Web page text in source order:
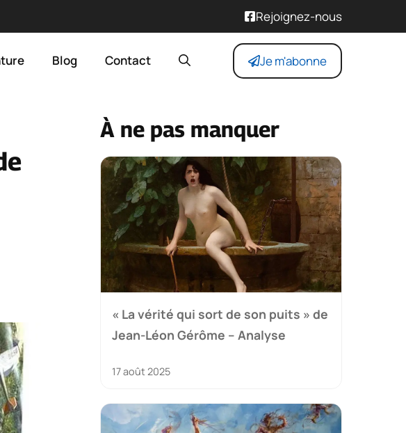
Rejoignez-nous
Blog Contact Je m'abonne
À ne pas manquer
« La vérité qui sort de son puits » de
Jean-Léon Gérôme – Analyse
17 août 2025